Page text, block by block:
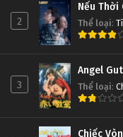
2
Nếu Thời
Thể loại:
3
Angel
Thể loại:
Chiếc